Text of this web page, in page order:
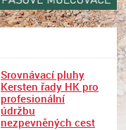
Srovnávací pluhy
Kersten řady HK pro
profesionální
údržbu
nezpevněných cest